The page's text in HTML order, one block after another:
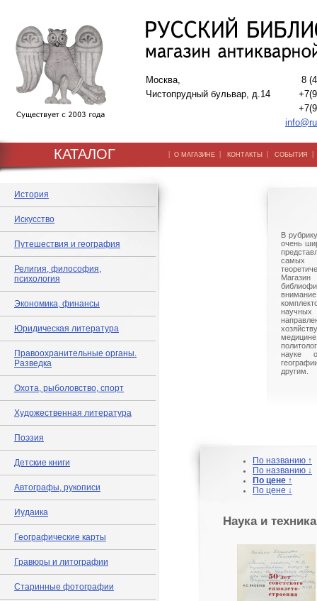
Москва,
Чистопрудный бульвар, д.14
8
КАТАЛОГ | О МАГАЗИНЕ | КОНТАКТЫ | СОБЫТИЯ
История
Искусство
Путешествия и география
Религия, философия,
психология
Экономика, финансы
Юридическая литература
Правоохранительные органы.
Разведка
Охота, рыболовство, спорт
Художественная литература
Поэзия
Детские книги
Автографы, рукописи
Иудаика
Географические карты
Гравюры и литографии
Старинные фотографии
В
очень
самых
Магазин
науке
другим.
По названию ↑
По названию ↓
По цене ↑
По цене ↓
Наука и техника